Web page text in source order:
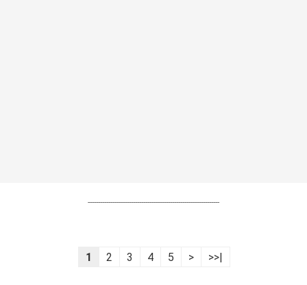
----------------------------------------------------------------
1 2 3 4 5 > >>|